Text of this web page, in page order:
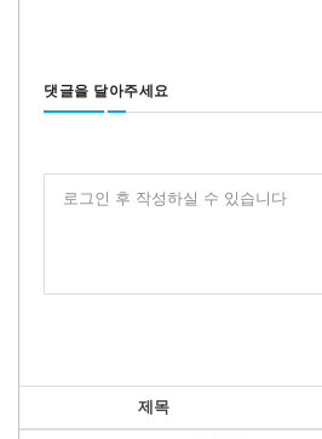
댓글을 달아주세요
로그인 후 작성하실 수 있습니다
제목